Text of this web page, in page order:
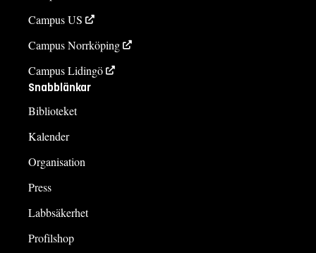
Campus US
Campus Norrköping
Campus Lidingö
Snabblänkar
Biblioteket
Kalender
Organisation
Press
Labbsäkerhet
Profilshop